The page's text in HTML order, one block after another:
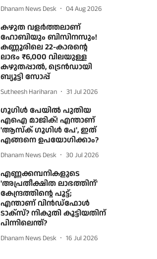
Dhanam News Desk 04 Aug 2026
കഴുത വളര്‍ത്തലാണ്
ഹോബിയും ബിസിനസും!
കണ്ണൂരിലെ 22-കാരന്റെ
ലാഭം ₹6,000 വിലയുള്ള
കഴുതപ്പാല്‍, ട്രെന്‍ഡായി
ബ്യൂട്ടി സോപ്പ്
Sutheesh Hariharan 31 Jul 2026
ഗൂഗിൾ പേയിൽ പുതിയ
എഐ മാജിക്! എന്താണ്
'ആസ്ക് ഗൂഗിൾ പേ', ഇത്
എങ്ങനെ ഉപയോഗിക്കാം?
Dhanam News Desk 30 Jul 2026
എണ്ണക്കമ്പനികളുടെ
'അപ്രതീക്ഷിത ലാഭത്തിന്'
കേന്ദ്രത്തിന്റെ പൂട്ട്;
എന്താണ് വിന്‍ഡ്ഫോള്‍
ടാക്‌സ്? നികുതി കൂട്ടിയതിന്
പിന്നിലെന്ത്?
Dhanam News Desk 16 Jul 2026